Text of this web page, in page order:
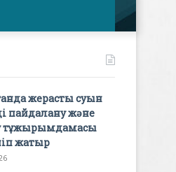
жерасты суын
пайдалану және
тұжырымдамасы
жатыр